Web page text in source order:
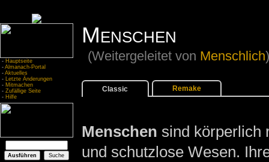
- Hauptseite
- Almanach-Portal
- Aktuelles
- Letzte Änderungen
- Mitmachen
- Zufällige Seite
- Hilfe
Menschen
(Weitergeleitet von Menschlich
Classic Remake
Menschen sind körperlich
und schutzlose Wesen.